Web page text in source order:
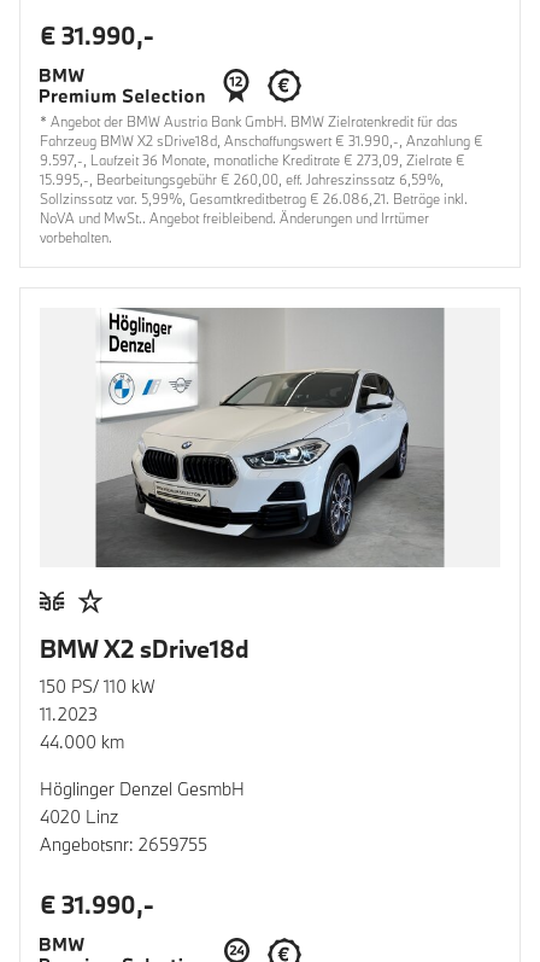
€ 31.990,-
* Angebot der BMW Austria Bank GmbH. BMW Zielratenkredit für das
Fahrzeug BMW X2 sDrive18d, Anschaffungswert € 31.990,-, Anzahlung €
9.597,-, Laufzeit 36 Monate, monatliche Kreditrate € 273,09, Zielrate €
15.995,-, Bearbeitungsgebühr € 260,00, eff. Jahreszinssatz 6,59%,
Sollzinssatz var. 5,99%, Gesamtkreditbetrag € 26.086,21. Beträge inkl.
NoVA und MwSt.. Angebot freibleibend. Änderungen und Irrtümer
vorbehalten.
BMW X2 sDrive18d
150 PS/ 110 kW
11.2023
44.000 km
Höglinger Denzel GesmbH
4020 Linz
Angebotsnr: 2659755
€ 31.990,-